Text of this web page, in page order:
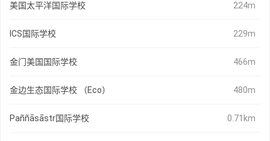
美国太平洋国际学校 224m
ICS国际学校 229m
金门美国国际学校 466m
金边生态国际学校 （Eco） 480m
Paññāsāstr国际学校 0.71km